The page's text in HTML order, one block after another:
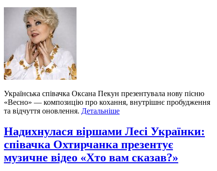
Українська співачка Оксана Пекун презентувала нову пісню
«Весно» — композицію про кохання, внутрішнє пробудження
та відчуття оновлення. Детальніше
Надихнулася віршами Лесі Українки:
співачка Охтирчанка презентує
музичне відео «Хто вам сказав?»